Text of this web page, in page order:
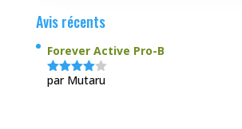
Avis récents
Forever Active Pro-B
Note4
par Mutaru